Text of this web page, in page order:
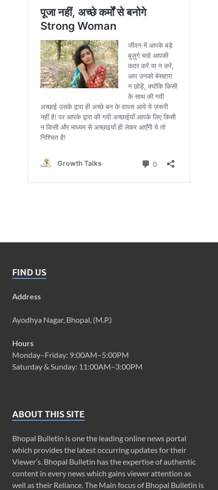
FIND US
Address
Ayodhya Nagar, Bhopal, (M.P.)
Hours
Monday–Friday: 9:00AM–5:00PM
Saturday & Sunday: 11:00AM–3:00PM
ABOUT THIS SITE
Bhopal Bulletin is one the leading online news portal
which provides the latest occurring updates for their
Viewer’s. Bhopal Bulletin has the expertise of authentic
content in every news which gains viewer attention as
well as their Reliance. The Main focus of Bhopal Bulletin is